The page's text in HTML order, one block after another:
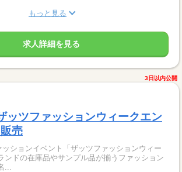
もっと見る
求人詳細を見る
3日以内公開
ッツファッションウィークエン
売
ションイベント「ザッツファッションウィー
ンドの在庫品やサンプル品が揃うファッション